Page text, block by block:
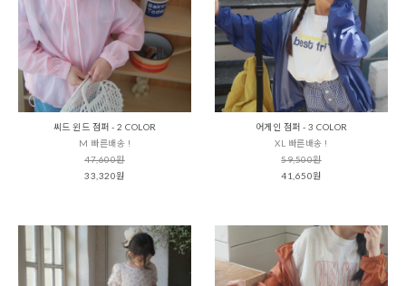
씨드 윈드 점퍼 - 2 COLOR
M 빠른배송 !
47,600원
33,320원
어게인 점퍼 - 3 COLOR
XL 빠른배송 !
59,500원
41,650원